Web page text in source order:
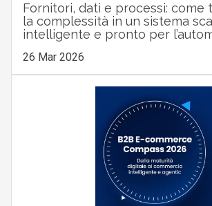
Fornitori, dati e processi: come
la complessità in un sistema
intelligente e pronto per
26 Mar 2026